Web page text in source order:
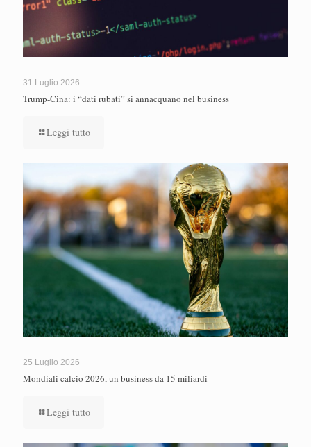
31 Luglio 2026
Trump-Cina: i “dati rubati” si annacquano nel business
Leggi tutto
25 Luglio 2026
Mondiali calcio 2026, un business da 15 miliardi
Leggi tutto